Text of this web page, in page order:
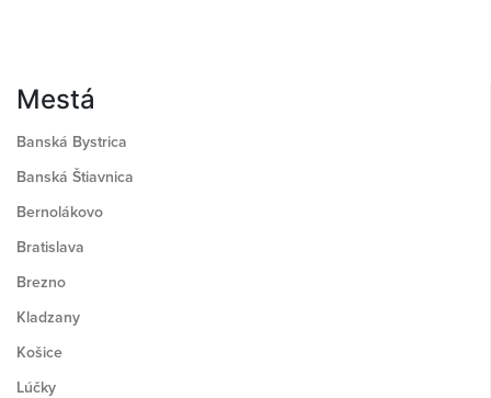
Mestá
Banská Bystrica
Banská Štiavnica
Bernolákovo
Bratislava
Brezno
Kladzany
Košice
Lúčky